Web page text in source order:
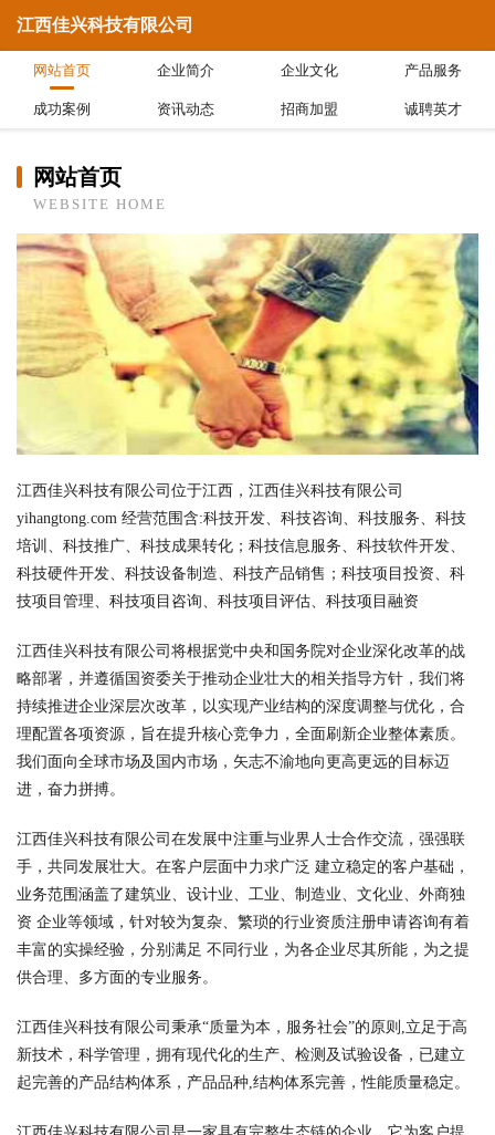
江西佳兴科技有限公司
网站首页 企业简介 企业文化 产品服务
成功案例 资讯动态 招商加盟 诚聘英才
网站首页
WEBSITE HOME
江西佳兴科技有限公司位于江西，江西佳兴科技有限公司
yihangtong.com 经营范围含:科技开发、科技咨询、科技服务、科技
培训、科技推广、科技成果转化；科技信息服务、科技软件开发、
科技硬件开发、科技设备制造、科技产品销售；科技项目投资、科
技项目管理、科技项目咨询、科技项目评估、科技项目融资
江西佳兴科技有限公司将根据党中央和国务院对企业深化改革的战
略部署，并遵循国资委关于推动企业壮大的相关指导方针，我们将
持续推进企业深层次改革，以实现产业结构的深度调整与优化，合
理配置各项资源，旨在提升核心竞争力，全面刷新企业整体素质。
我们面向全球市场及国内市场，矢志不渝地向更高更远的目标迈
进，奋力拼搏。
江西佳兴科技有限公司在发展中注重与业界人士合作交流，强强联
手，共同发展壮大。在客户层面中力求广泛 建立稳定的客户基础，
业务范围涵盖了建筑业、设计业、工业、制造业、文化业、外商独
资 企业等领域，针对较为复杂、繁琐的行业资质注册申请咨询有着
丰富的实操经验，分别满足 不同行业，为各企业尽其所能，为之提
供合理、多方面的专业服务。
江西佳兴科技有限公司秉承“质量为本，服务社会”的原则,立足于高
新技术，科学管理，拥有现代化的生产、检测及试验设备，已建立
起完善的产品结构体系，产品品种,结构体系完善，性能质量稳定。